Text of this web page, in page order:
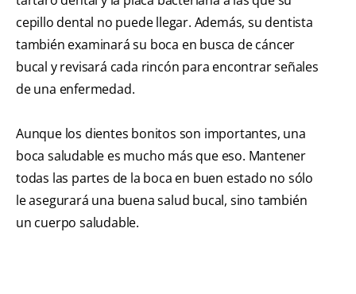
cepillo dental no puede llegar. Además, su dentista
también examinará su boca en busca de cáncer
bucal y revisará cada rincón para encontrar señales
de una enfermedad.
Aunque los dientes bonitos son importantes, una
boca saludable es mucho más que eso. Mantener
todas las partes de la boca en buen estado no sólo
le asegurará una buena salud bucal, sino también
un cuerpo saludable.